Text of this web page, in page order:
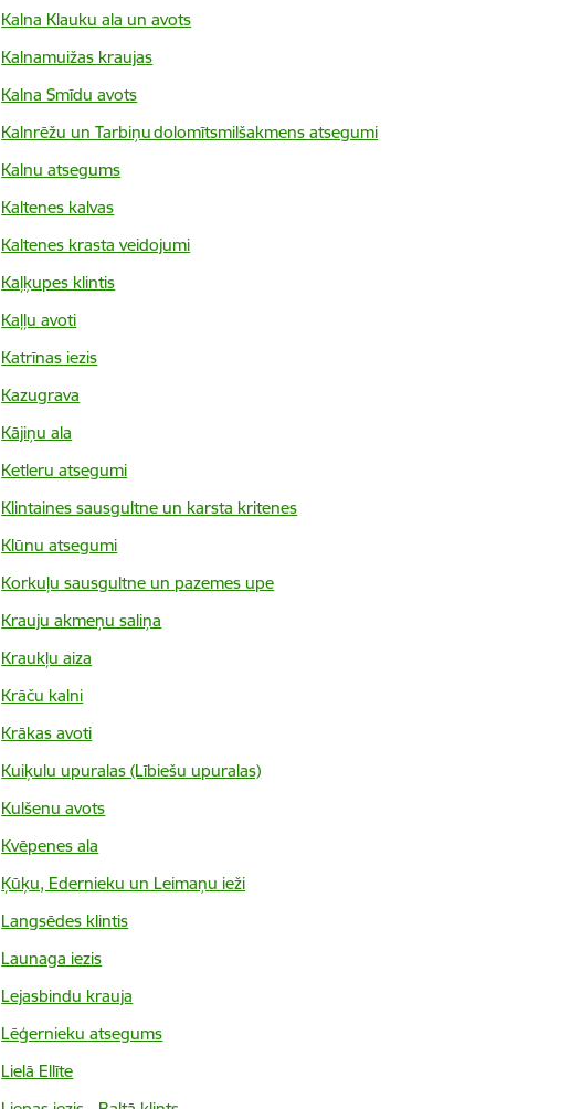
Kalna Klauku ala un avots
Kalnamuižas kraujas
Kalna Smīdu avots
Kalnrēžu un Tarbiņu dolomītsmilšakmens atsegumi
Kalnu atsegums
Kaltenes kalvas
Kaltenes krasta veidojumi
Kaļķupes klintis
Kaļļu avoti
Katrīnas iezis
Kazugrava
Kājiņu ala
Ketleru atsegumi
Klintaines sausgultne un karsta kritenes
Klūnu atsegumi
Korkuļu sausgultne un pazemes upe
Krauju akmeņu saliņa
Kraukļu aiza
Krāču kalni
Krākas avoti
Kuiķulu upuralas (Lībiešu upuralas)
Kulšenu avots
Kvēpenes ala
Ķūķu, Edernieku un Leimaņu ieži
Langsēdes klintis
Launaga iezis
Lejasbindu krauja
Lēģernieku atsegums
Lielā Ellīte